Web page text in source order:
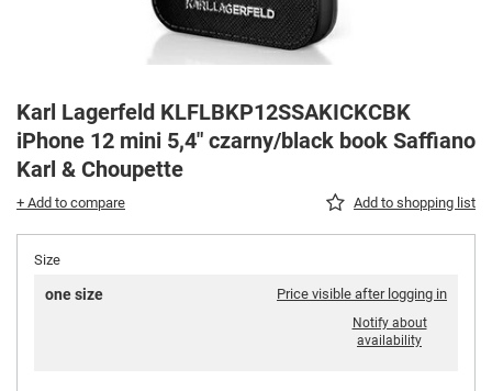
Karl Lagerfeld KLFLBKP12SSAKICKCBK
iPhone 12 mini 5,4" czarny/black book Saffiano
Karl & Choupette
+ Add to compare Add to shopping list
Size
one size Price visible after logging in
Notify about
availability